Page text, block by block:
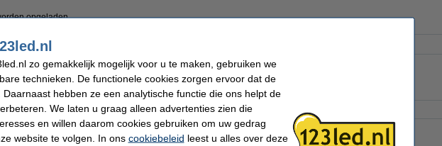
opgeladen.
Accu capaciteit: 18.000 mAh
Afmetingen:
33 x 33 x 61 mm (lxbxh)
Aantal:
zo gemakkelijk mogelijk voor u te maken, gebruiken we
technieken. De functionele cookies zorgen ervoor dat de
hebben ze een analytische functie die ons helpt de
We laten u graag alleen advertenties zien die
en willen daarom cookies gebruiken om uw gedrag
website te volgen. In ons cookiebeleid leest u alles over deze